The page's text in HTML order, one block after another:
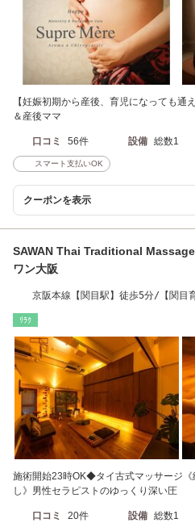
【妊娠初期から産後、育児になっても通
＆産後ママ
口コミ 56件 設備 総数1
スマート支払いOK
クーポンを表示
SAWAN Thai Traditional
ワン大阪
京阪本線【関目駅】徒歩5分/【関
ﾘﾗｸ
施術開始23時OK◆タイ古式マッサージ
し》男性セラピストのゆっくり深い圧
口コミ 20件 設備 総数1